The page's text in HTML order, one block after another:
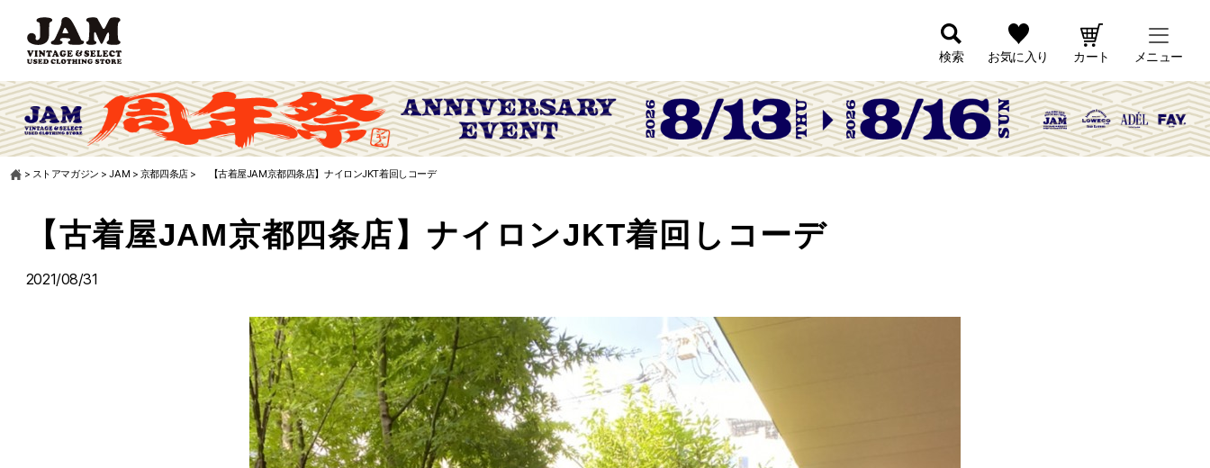
検索 お気に入り カート メニュー
> ストアマガジン >JAM > 京都四条店> 【古着屋JAM京都四条店】ナイロンJKT着回しコーデ
【古着屋JAM京都四条店】ナイロンJKT着回しコーデ
2021/08/31